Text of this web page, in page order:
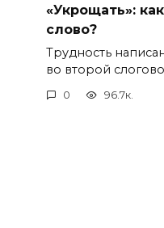
«Укрощать»:
слово?
Трудность
во второй
0 96.7к.